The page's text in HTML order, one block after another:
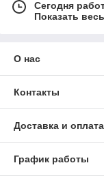
Сегодня
Показать
О нас
Контакты
Доставка и оплата
График работы